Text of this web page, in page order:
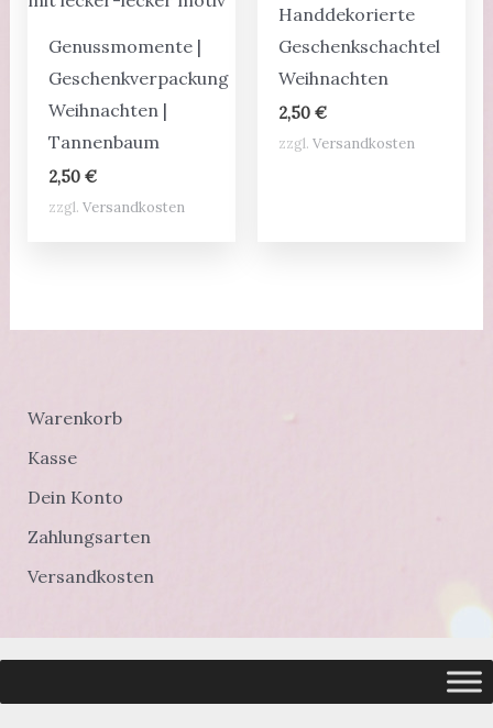
Genussmomente |
Geschenkverpackung
Weihnachten |
Tannenbaum
2,50 €
zzgl. Versandkosten
Handdekorierte
Geschenkschachtel
Weihnachten
2,50€
zzgl.Versandkosten
Warenkorb
Kasse
Dein Konto
Zahlungsarten
Versandkosten